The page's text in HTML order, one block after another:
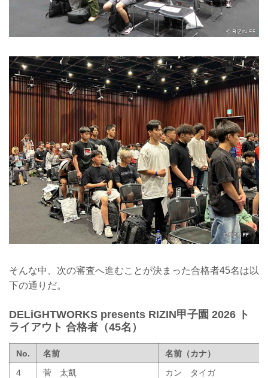
そんな中、次の審査へ進むことが決まった合格者45名は以
下の通りだ。
DELiGHTWORKS presents RIZIN甲子園 2026 ト
ライアウト 合格者（45名）
No. 名前
名前（カナ）
4
菅 太凱
カン タイガ